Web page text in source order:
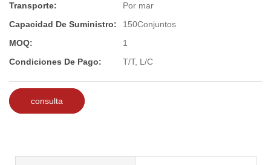
Transporte:
Por mar
Capacidad De Suministro:
150Conjuntos
MOQ:
1
Condiciones De Pago:
T/T, L/C
consulta